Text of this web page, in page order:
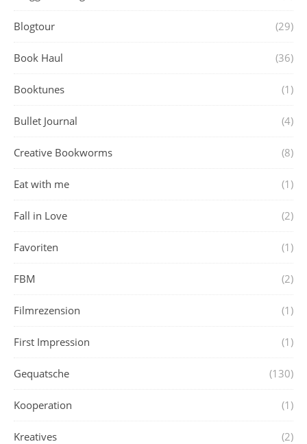
Blogtour (29)
Book Haul (36)
Booktunes (1)
Bullet Journal (4)
Creative Bookworms (8)
Eat with me (1)
Fall in Love (2)
Favoriten (1)
FBM (2)
Filmrezension (1)
First Impression (1)
Gequatsche (130)
Kooperation (1)
Kreatives (2)